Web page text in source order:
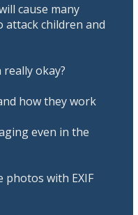
cause many
attack children and
okay?
how they work
even in the
with EXIF